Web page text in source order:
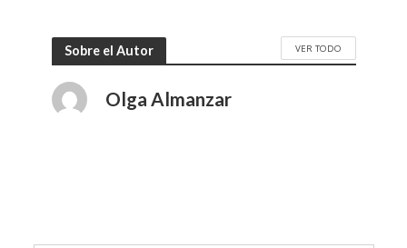
Sobre el Autor VER TODO
Olga Almanzar